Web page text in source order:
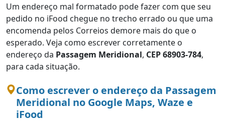
Um endereço mal formatado pode fazer com que seu
pedido no iFood chegue no trecho errado ou que uma
encomenda pelos Correios demore mais do que o
esperado. Veja como escrever corretamente o
endereço da Passagem Meridional, CEP 68903-784,
para cada situação.
Como escrever o endereço da Passagem
Meridional no Google Maps, Waze e
iFood